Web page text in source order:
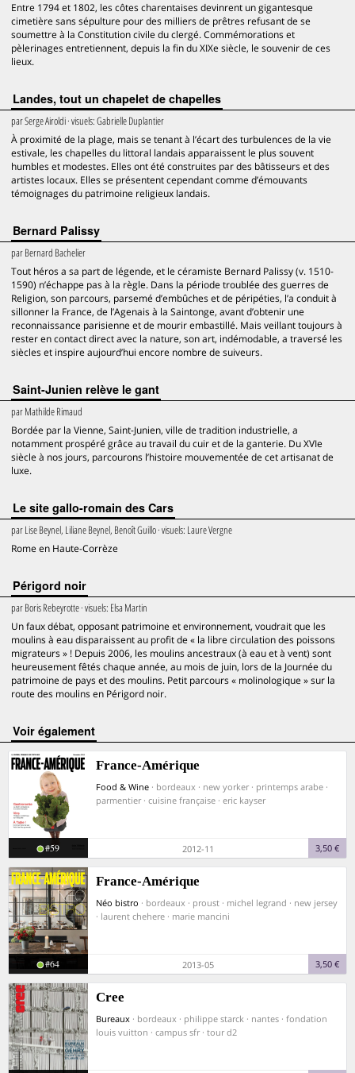
Entre 1794 et 1802, les côtes charentaises devinrent un gigantesque
cimetière sans sépulture pour des milliers de prêtres refusant de se
soumettre à la Constitution civile du clergé. Commémorations et
pèlerinages entretiennent, depuis la fin du XIXe siècle, le souvenir de ces
lieux.
Landes, tout un chapelet de chapelles
parSerge Airoldi· visuels:Gabrielle Duplantier
À proximité de la plage, mais se tenant à l’écart des turbulences de la vie
estivale, les chapelles du littoral landais apparaissent le plus souvent
humbles et modestes. Elles ont été construites par des bâtisseurs et des
artistes locaux. Elles se présentent cependant comme d’émouvants
témoignages du patrimoine religieux landais.
Bernard Palissy
parBernard Bachelier
Tout héros a sa part de légende, et le céramiste Bernard Palissy (v. 1510-
1590) n’échappe pas à la règle. Dans la période troublée des guerres de
Religion, son parcours, parsemé d’embûches et de péripéties, l’a conduit à
sillonner la France, de l’Agenais à la Saintonge, avant d’obtenir une
reconnaissance parisienne et de mourir embastillé. Mais veillant toujours à
rester en contact direct avec la nature, son art, indémodable, a traversé les
siècles et inspire aujourd’hui encore nombre de suiveurs.
Saint-Junien relève le gant
parMathilde Rimaud
Bordée par la Vienne, Saint-Junien, ville de tradition industrielle, a
notamment prospéré grâce au travail du cuir et de la ganterie. Du XVIe
siècle à nos jours, parcourons l’histoire mouvementée de cet artisanat de
luxe.
Le site gallo-romain des Cars
parLise Beynel, Liliane Beynel, Benoît Guillo· visuels: Laure Vergne
Rome en Haute-Corrèze
Périgord noir
parBoris Rebeyrotte· visuels: Elsa Martin
Un faux débat, opposant patrimoine et environnement, voudrait que les
moulins à eau disparaissent au profit de « la libre circulation des poissons
migrateurs » ! Depuis 2006, les moulins ancestraux (à eau et à vent) sont
heureusement fêtés chaque année, au mois de juin, lors de la Journée du
patrimoine de pays et des moulins. Petit parcours « molinologique » sur la
route des moulins en Périgord noir.
voir également
France-Amérique
Food & Wine · bordeaux · new yorker · printemps arabe ·
parmentier · cuisine française · eric kayser
#59 2012-11 3,50 €
France-Amérique
Néo bistro · bordeaux · proust · michel legrand · new jersey
· laurent chehere · marie mancini
#64 2013-05 3,50 €
Cree
Bureaux · bordeaux · philippe starck · nantes · fondation
louis vuitton · campus sfr · tour d2